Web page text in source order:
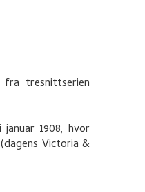
fra tresnittserien
1908, hvor
Victoria &